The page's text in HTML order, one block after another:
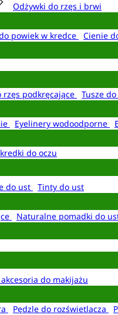
Odżywki do rzęs i brwi
powiek w kredce Cienie
rzęs podkręcające Tusze
Eyelinery wodoodporne
do oczu
do ust
Tinty do ust
Naturalne pomadki do
akcesoria do makijażu
Pędzle do rozświetlacza